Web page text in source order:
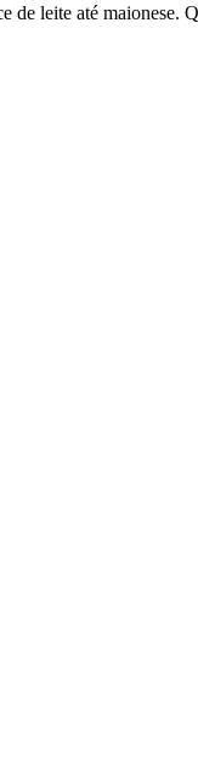
de leite até maionese.